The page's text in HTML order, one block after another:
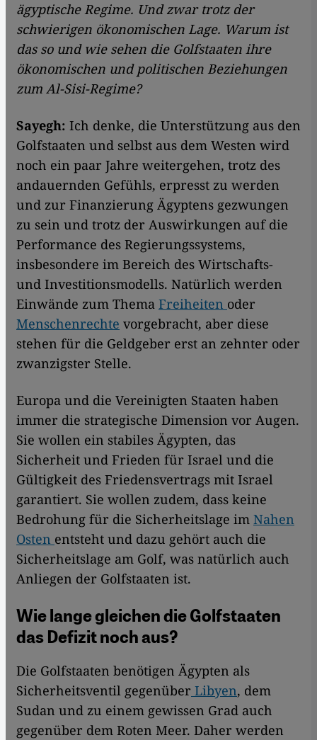
ägyptische Regime. Und zwar trotz der
schwierigen ökonomischen Lage. Warum ist
das so und wie sehen die Golfstaaten ihre
ökonomischen und politischen Beziehungen
zum Al-Sisi-Regime?
Sayegh: Ich denke, die Unterstützung aus den
Golfstaaten und selbst aus dem Westen wird
noch ein paar Jahre weitergehen, trotz des
andauernden Gefühls, erpresst zu werden
und zur Finanzierung Ägyptens gezwungen
zu sein und trotz der Auswirkungen auf die
Performance des Regierungssystems,
insbesondere im Bereich des Wirtschafts-
und Investitionsmodells. Natürlich werden
Einwände zum Thema Freiheiten oder
Menschenrechte vorgebracht, aber diese
stehen für die Geldgeber erst an zehnter oder
zwanzigster Stelle.
Europa und die Vereinigten Staaten haben
immer die strategische Dimension vor Augen.
Sie wollen ein stabiles Ägypten, das
Sicherheit und Frieden für Israel und die
Gültigkeit des Friedensvertrags mit Israel
garantiert. Sie wollen zudem, dass keine
Bedrohung für die Sicherheitslage im Nahen
Osten entsteht und dazu gehört auch die
Sicherheitslage am Golf, was natürlich auch
Anliegen der Golfstaaten ist.
Wie lange gleichen die Golfstaaten
das Defizit noch aus?
Die Golfstaaten benötigen Ägypten als
Sicherheitsventil gegenüber Libyen, dem
Sudan und zu einem gewissen Grad auch
gegenüber dem Roten Meer. Daher werden